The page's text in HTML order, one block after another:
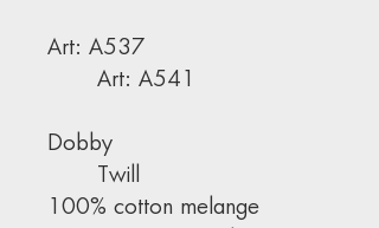
Art: A537
Art: A541
Dobby
Twill
100% cotton melange